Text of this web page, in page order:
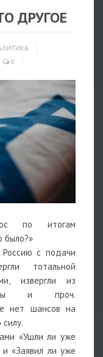
ДРУГОЕ
0
по итогам
было?»
с подачи
тотальной
извергли из
и проч.
нет шансов на
«Ушли ли уже
«Заявил ли уже